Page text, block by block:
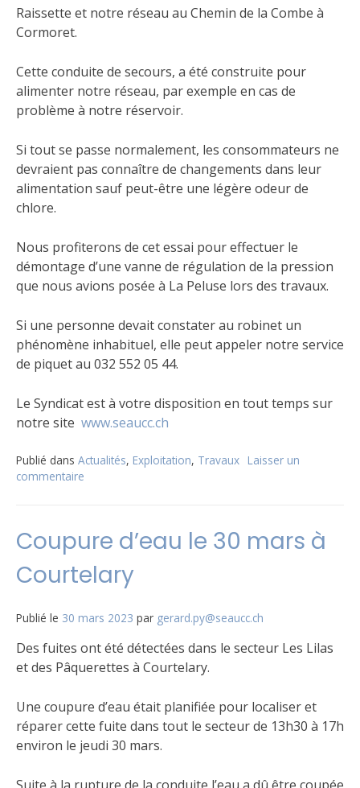
Raissette et notre réseau au Chemin de la Combe à
Cormoret.
Cette conduite de secours, a été construite pour
alimenter notre réseau, par exemple en cas de
problème à notre réservoir.
Si tout se passe normalement, les consommateurs ne
devraient pas connaître de changements dans leur
alimentation sauf peut-être une légère odeur de
chlore.
Nous profiterons de cet essai pour effectuer le
démontage d’une vanne de régulation de la pression
que nous avions posée à La Peluse lors des travaux.
Si une personne devait constater au robinet un
phénomène inhabituel, elle peut appeler notre service
de piquet au 032 552 05 44.
Le Syndicat est à votre disposition en tout temps sur
notre site www.seaucc.ch
Publié dans Actualités, Exploitation, Travaux Laisser un
commentaire
réseau
annoncez
le
échéant
Coupure d’eau le 30 mars à
Courtelary
Publié le 30 mars 2023 par gerard.py@seaucc.ch
Des fuites ont été détectées dans le secteur Les Lilas
et des Pâquerettes à Courtelary.
Une coupure d’eau était planifiée pour localiser et
réparer cette fuite dans tout le secteur de 13h30 à 17h
environ le jeudi 30 mars.